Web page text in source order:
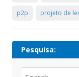
p2p projeto de lei
Pesquisa: